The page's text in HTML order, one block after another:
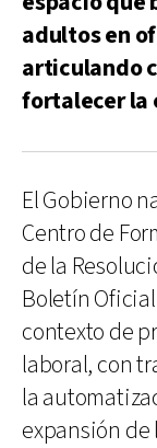
adultos en
articulando
fortalecer la
El Gobierno
Centro de
de la
Boletín
contexto de
laboral, con
la
expansión de